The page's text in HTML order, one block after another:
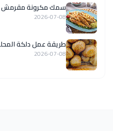
سمك مكرونة مقرمش
2026-07-08
طريقة عمل دلكة
2026-07-08